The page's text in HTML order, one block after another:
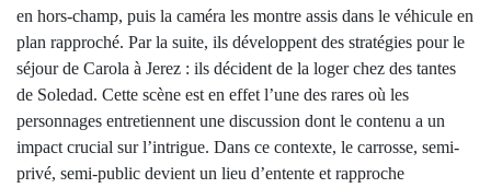
en hors-champ, puis la caméra les montre assis dans le véhicule en
plan rapproché. Par la suite, ils développent des stratégies pour le
séjour de Carola à Jerez : ils décident de la loger chez des tantes
de Soledad. Cette scène est en effet l’une des rares où les
personnages entretiennent une discussion dont le contenu a un
impact crucial sur l’intrigue. Dans ce contexte, le carrosse, semi-
privé, semi-public devient un lieu d’entente et rapproche